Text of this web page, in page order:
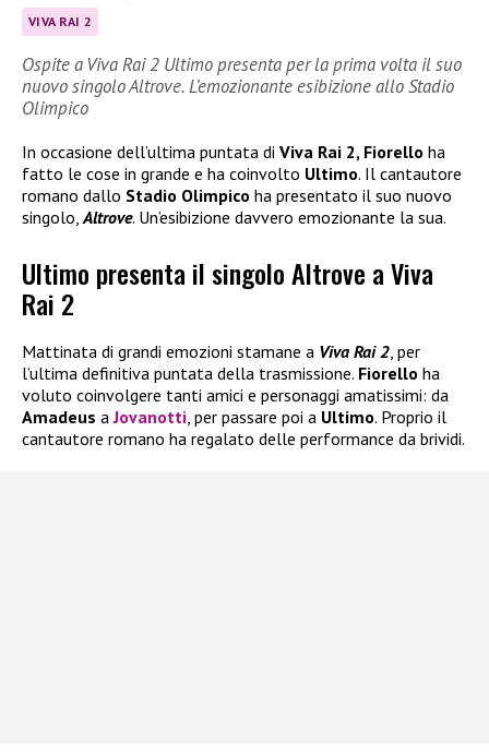
VIVA RAI 2
Ospite a Viva Rai 2 Ultimo presenta per la prima volta il suo
nuovo singolo Altrove. L’emozionante esibizione allo Stadio
Olimpico
In occasione dell’ultima puntata di Viva Rai 2, Fiorello ha
fatto le cose in grande e ha coinvolto Ultimo. Il cantautore
romano dallo Stadio Olimpico ha presentato il suo nuovo
singolo,Altrove. Un’esibizione davvero emozionante la sua.
Ultimo presenta il singolo Altrove a Viva
Rai 2
Mattinata di grandi emozioni stamane a Viva Rai 2 , per
l’ultima definitiva puntata della trasmissione. Fiorello ha
voluto coinvolgere tanti amici e personaggi amatissimi: da
Amadeus aJovanotti , per passare poi a Ultimo. Proprio il
cantautore romano ha regalato delle performance da brividi.